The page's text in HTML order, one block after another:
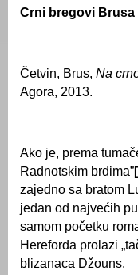
Crni bregovi Brusa
Četvin, Brus, Na
Agora, 2013.
Ako je, prema
Radnotskim brdima”
zajedno sa bratom
jedan od najvećih
samom početku
Hereforda prolazi
blizanaca Džouns.